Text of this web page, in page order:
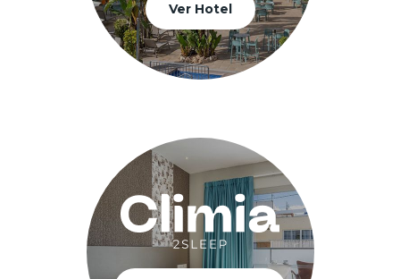
Ver Hotel